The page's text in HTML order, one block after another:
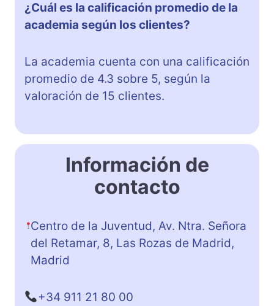
¿Cuál es la calificación promedio de la
academia según los clientes?
La academia cuenta con una calificación
promedio de 4.3 sobre 5, según la
valoración de 15 clientes.
Información de
contacto
Centro de la Juventud, Av. Ntra. Señora
del Retamar, 8, Las Rozas de Madrid,
Madrid
+34 911 21 80 00